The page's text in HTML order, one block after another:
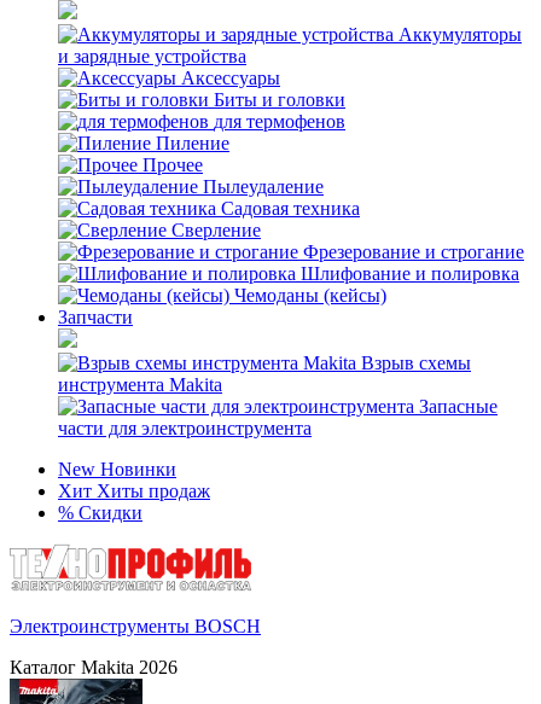
Аккумуляторы
и зарядные устройства
Аксессуары
Биты и головки
для термофенов
Пиление
Прочее
Пылеудаление
Садовая техника
Сверление
Фрезерование и строгание
Шлифование и полировка
Чемоданы (кейсы)
Запчасти
Взрыв схемы
инструмента Makita
Запасные
части для электроинструмента
New Новинки
Хит Хиты продаж
% Скидки
Электроинструменты BOSCH
Каталог Makita 2026